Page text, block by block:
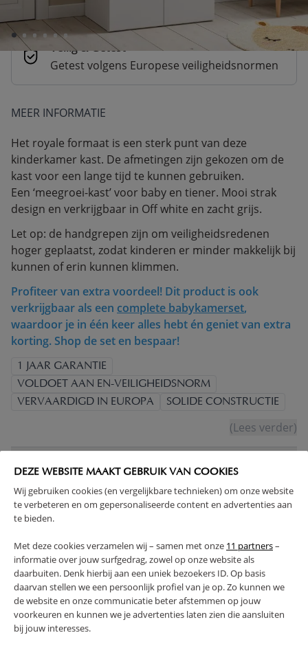
DEZE WEBSITE MAAKT GEBRUIK VAN COOKIES
Wij gebruiken cookies (en vergelijkbare technieken) om onze website
te verbeteren en om gepersonaliseerde content en advertenties aan
te bieden.
Met deze cookies verzamelen wij – samen met onze 11 partners–
informatie over jouw surfgedrag, zowel op onze website als
daarbuiten. Denk hierbij aan een uniek bezoekers ID. Op basis
daarvan stellen we een persoonlijk profiel van je op. Zo kunnen we
de website en onze communicatie beter afstemmen op jouw
voorkeuren en kunnen we je advertenties laten zien die aansluiten
bij jouw interesses.
betaalmethoden
Veilig & Getest
Getest volgens Europese veiligheidsnormen
MEER INFORMATIE
Het royale formaat is een sterk punt van deze
kinderkamer kast. De afmetingen zijn gekozen om de
kast voor een lange tijd te kunnen gebruiken.
Een ‘meegroei-kast’ voor baby en tiener. Mooi strak
design en verkrijgbaar in Off white en zacht grijs.
Let op: de handgrepen zijn om veiligheidsredenen
hoger geplaatst, zodat kinderen er minder makkelijk bij
kunnen of erin kunnen klimmen.
Profiteer van extra voordeel! Dit product is ook
verkrijgbaar als een complete babykamerset,
waardoor je in één keer alles hebt én geniet van extra
korting. Shop de set en bespaar!
1 JAAR GARANTIE
VOLDOET AAN EN-VEILIGHEIDSNORM
VERVAARDIGD IN EUROPA
SOLIDE CONSTRUCTIE
(Lees verder)
WAARSCHUWING
PRODUCTEIGENSCHAPPEN
PLUS- EN MINPUNTEN
RETOUREN